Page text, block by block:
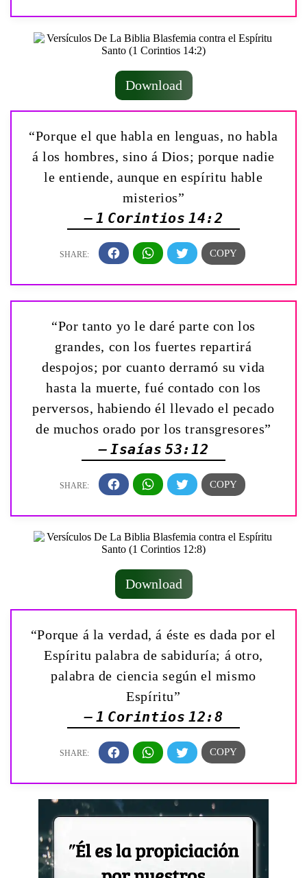
Download
“Porque el que habla en lenguas, no habla
á los hombres, sino á Dios; porque nadie
le entiende, aunque en espíritu hable
misterios”
— 1 Corintios 14:2
“Por tanto yo le daré parte con los
grandes, con los fuertes repartirá
despojos; por cuanto derramó su vida
hasta la muerte, fué contado con los
perversos, habiendo él llevado el pecado
de muchos orado por los transgresores”
— Isaías 53:12
Download
“Porque á la verdad, á éste es dada por el
Espíritu palabra de sabiduría; á otro,
palabra de ciencia según el mismo
Espíritu”
— 1 Corintios 12:8